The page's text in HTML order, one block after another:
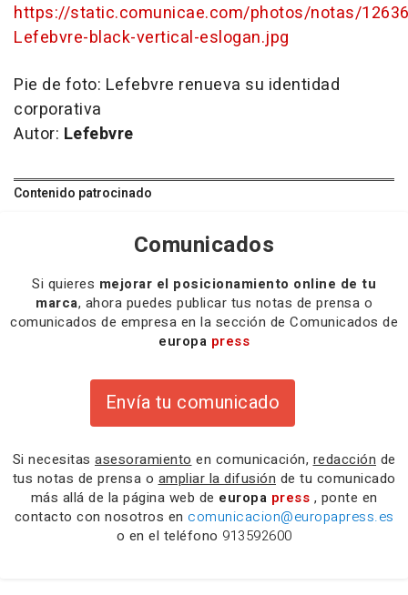
https://static.comunicae.com/photos/notas/
Lefebvre-black-vertical-eslogan.jpg
Pie de foto: Lefebvre renueva su identidad
corporativa
Autor: Lefebvre
Contenido patrocinado
Comunicados
Si quieres mejorar el posicionamiento online de tu
marca, ahora puedes publicar tus notas de prensa o
comunicados de empresa en la sección de Comunicados de
europa press
Envía tu comunicado
Si necesitas asesoramiento en comunicación, redacción de
tus notas de prensa o ampliar la difusión de tu comunicado
más allá de la página web de europa press , ponte en
contacto con nosotros en comunicacion@europapress.es
o en el teléfono 913592600